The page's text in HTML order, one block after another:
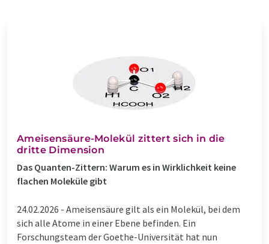
Ameisensäure-Molekül zittert sich in die
dritte Dimension
Das Quanten-Zittern: Warum es in Wirklichkeit keine
flachen Moleküle gibt
24.02.2026 - Ameisensäure gilt als ein Molekül, bei dem
sich alle Atome in einer Ebene befinden. Ein
Forschungsteam der Goethe-Universität hat nun